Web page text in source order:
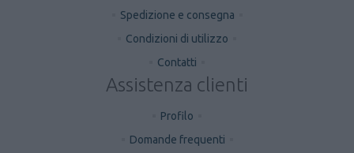
Spedizione e consegna
Condizioni di utilizzo
Contatti
Assistenza clienti
Profilo
Domande frequenti